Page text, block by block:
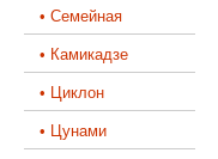
• Семейная
• Камикадзе
• Циклон
• Цунами